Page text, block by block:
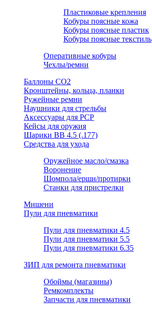
Пластиковые крепления
Кобуры поясные кожа
Кобуры поясные пластик
Кобуры поясные текстиль
Оперативные кобуры
Чехлы/ремни
Баллоны СО2
Кронштейны, кольца, планки
Ружейные ремни
Наушники для стрельбы
Аксессуары для PCP
Кейсы для оружия
Шарики ВВ 4.5 (.177)
Средства для ухода
Оружейное масло/смазка
Воронение
Шомпола/ерши/протирки
Станки для пристрелки
Мишени
Пули для пневматики
Пули для пневматики 4.5
Пули для пневматики 5.5
Пули для пневматики 6.35
ЗИП для ремонта пневматики
Обоймы (магазины)
Ремкомплекты
Запчасти для пневматики